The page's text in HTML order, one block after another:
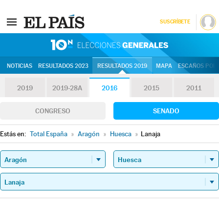
SUSCRÍBETE
NOTICIAS RESULTADOS 2023 RESULTADOS 2019 MAPA ESCAÑOS
2019 2019-28A 2016 2015 2011
CONGRESO SENADO
Estás en: Total España » Aragón » Huesca » Lanaja